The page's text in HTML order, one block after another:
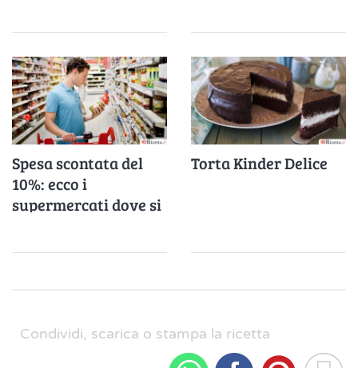
Spesa scontata del
10%: ecco i
supermercati dove si
Torta Kinder Delice
Condividi, scarica o stampa la ricetta